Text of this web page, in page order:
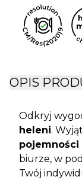
OPIS
Odkryj
heleni.
pojemności
biurze, w
Twój